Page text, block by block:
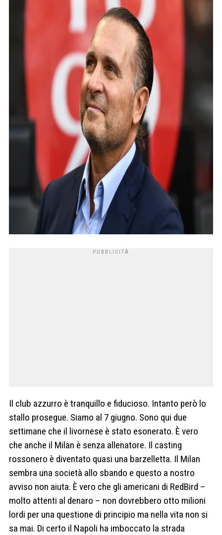
Il club azzurro è tranquillo e fiducioso. Intanto però lo
stallo prosegue. Siamo al 7 giugno. Sono qui due
settimane che il livornese è stato esonerato. È vero
che anche il Milan è senza allenatore. Il casting
rossonero è diventato quasi una barzelletta. Il Milan
sembra una società allo sbando e questo a nostro
avviso non aiuta. È vero che gli americani di RedBird –
molto attenti al denaro – non dovrebbero otto milioni
lordi per una questione di principio ma nella vita non si
sa mai. Di certo il Napoli ha imboccato la strada